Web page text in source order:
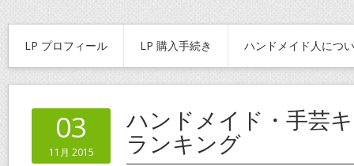
LP プロフィール LP 購入手続き ハンドメイド人につ
03
11月 2015
ハンドメイド・手芸
ランキング